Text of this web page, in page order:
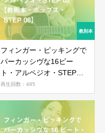
フィンガー・ピッキングで
パーカッシヴな16ビー
ト・アルペジオ・STEP
02【教則本・ポップス・
STEP 06】
再生回数：485